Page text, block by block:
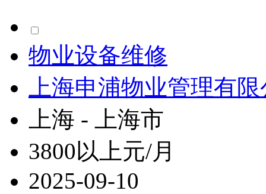
物业设备维修
上海申浦物业管理有
上海 - 上海市
3800以上元/月
2025-09-10